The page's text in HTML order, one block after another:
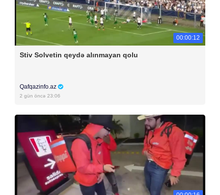
00:00:12
Stiv Solvetin qeydə alınmayan qolu
Qafqazinfo.az
2 gün öncə 23:06